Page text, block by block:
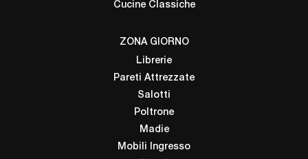
Cucine Classiche
ZONA GIORNO
Librerie
Pareti Attrezzate
Salotti
Poltrone
Madie
Mobili Ingresso